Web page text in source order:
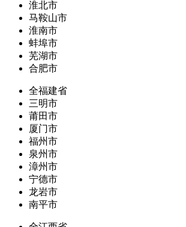
淮北市
马鞍山市
淮南市
蚌埠市
芜湖市
合肥市
全福建省
三明市
莆田市
厦门市
福州市
泉州市
漳州市
宁德市
龙岩市
南平市